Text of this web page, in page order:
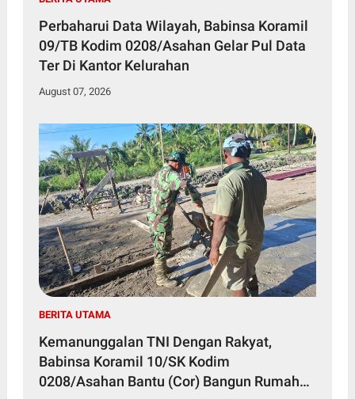
Perbaharui Data Wilayah, Babinsa Koramil
09/TB Kodim 0208/Asahan Gelar Pul Data
Ter Di Kantor Kelurahan
August 07, 2026
BERITA UTAMA
Kemanunggalan TNI Dengan Rakyat,
Babinsa Koramil 10/SK Kodim
0208/Asahan Bantu (Cor) Bangun Rumah